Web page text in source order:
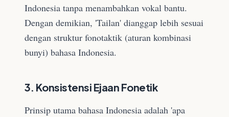
Indonesia tanpa menambahkan vokal bantu.
Dengan demikian, 'Tailan' dianggap lebih sesuai
dengan struktur fonotaktik (aturan kombinasi
bunyi) bahasa Indonesia.
3. Konsistensi Ejaan Fonetik
Prinsip utama bahasa Indonesia adalah 'apa